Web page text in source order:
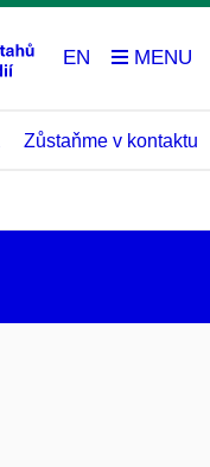
EN
Zůstaňme v kontaktu